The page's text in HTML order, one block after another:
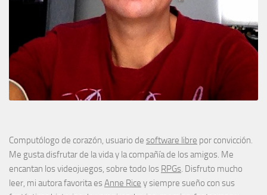
Computólogo de corazón, usuario de software libre por convicción.
Me gusta disfrutar de la vida y la compañía de los amigos. Me
encantan los videojuegos, sobre todo los RPGs. Disfruto mucho
leer, mi autora favorita esAnne Rice y siempre sueño con sus